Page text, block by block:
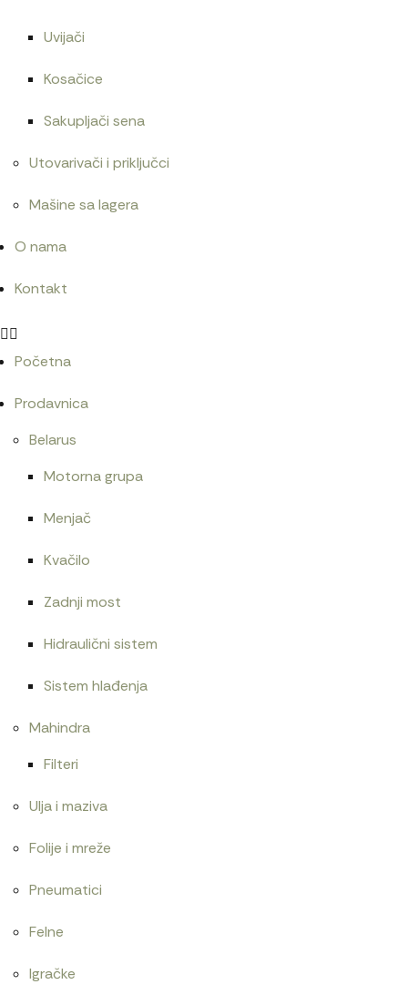
Uvijači
Kosačice
Sakupljači sena
Utovarivači i priključci
Mašine sa lagera
O nama
Kontakt
Početna
Prodavnica
Belarus
Motorna grupa
Menjač
Kvačilo
Zadnji most
Hidraulični sistem
Sistem hlađenja
Mahindra
Filteri
Ulja i maziva
Folije i mreže
Pneumatici
Felne
Igračke